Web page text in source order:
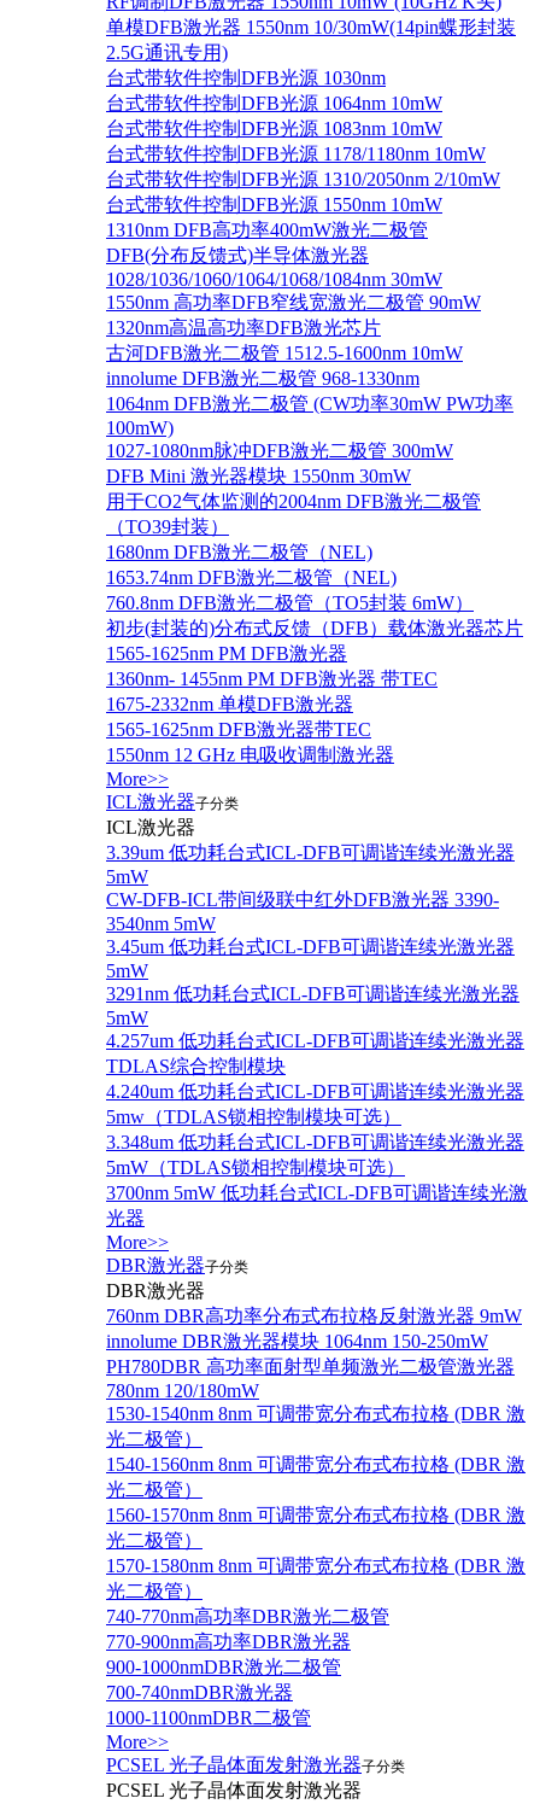
单模DFB激光器 1550nm 10/30mW(14pin蝶形封装
2.5G通讯专用)
台式带软件控制DFB光源 1030nm
台式带软件控制DFB光源 1064nm 10mW
台式带软件控制DFB光源 1083nm 10mW
台式带软件控制DFB光源 1178/1180nm 10mW
台式带软件控制DFB光源 1310/2050nm 2/10mW
台式带软件控制DFB光源 1550nm 10mW
1310nm DFB高功率400mW激光二极管
DFB(分布反馈式)半导体激光器
1028/1036/1060/1064/1068/1084nm 30mW
1550nm 高功率DFB窄线宽激光二极管 90mW
1320nm高温高功率DFB激光芯片
古河DFB激光二极管 1512.5-1600nm 10mW
innolume DFB激光二极管 968-1330nm
1064nm DFB激光二极管 (CW功率30mW PW功率
100mW)
1027-1080nm脉冲DFB激光二极管 300mW
DFB Mini 激光器模块 1550nm 30mW
用于CO2气体监测的2004nm DFB激光二极管
（TO39封装）
1680nm DFB激光二极管（NEL)
1653.74nm DFB激光二极管（NEL)
760.8nm DFB激光二极管（TO5封装 6mW）
初步(封装的)分布式反馈（DFB）载体激光器芯片
1565-1625nm PM DFB激光器
1360nm- 1455nm PM DFB激光器 带TEC
1675-2332nm 单模DFB激光器
1565-1625nm DFB激光器带TEC
1550nm 12 GHz 电吸收调制激光器
More>>
ICL激光器子分类
ICL激光器
3.39um 低功耗台式ICL-DFB可调谐连续光激光器
5mW
CW-DFB-ICL带间级联中红外DFB激光器 3390-
3540nm 5mW
3.45um 低功耗台式ICL-DFB可调谐连续光激光器
5mW
3291nm 低功耗台式ICL-DFB可调谐连续光激光器
5mW
4.257um 低功耗台式ICL-DFB可调谐连续光激光器
TDLAS综合控制模块
4.240um 低功耗台式ICL-DFB可调谐连续光激光器
5mw（TDLAS锁相控制模块可选）
3.348um 低功耗台式ICL-DFB可调谐连续光激光器
5mW（TDLAS锁相控制模块可选）
3700nm 5mW 低功耗台式ICL-DFB可调谐连续光激
光器
More>>
DBR激光器子分类
DBR激光器
760nm DBR高功率分布式布拉格反射激光器 9mW
innolume DBR激光器模块 1064nm 150-250mW
PH780DBR 高功率面射型单频激光二极管激光器
780nm 120/180mW
1530-1540nm 8nm 可调带宽分布式布拉格 (DBR 激
光二极管）
1540-1560nm 8nm 可调带宽分布式布拉格 (DBR 激
光二极管）
1560-1570nm 8nm 可调带宽分布式布拉格 (DBR 激
光二极管）
1570-1580nm 8nm 可调带宽分布式布拉格 (DBR 激
光二极管）
740-770nm高功率DBR激光二极管
770-900nm高功率DBR激光器
900-1000nmDBR激光二极管
700-740nmDBR激光器
1000-1100nmDBR二极管
More>>
PCSEL 光子晶体面发射激光器子分类
PCSEL 光子晶体面发射激光器